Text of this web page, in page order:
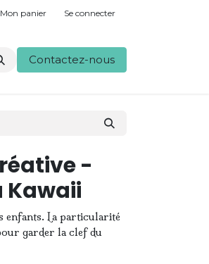
Mon panier Se connecter
Contactez-nous
-
Kawaii
enfants. La particularité
garder la clef du